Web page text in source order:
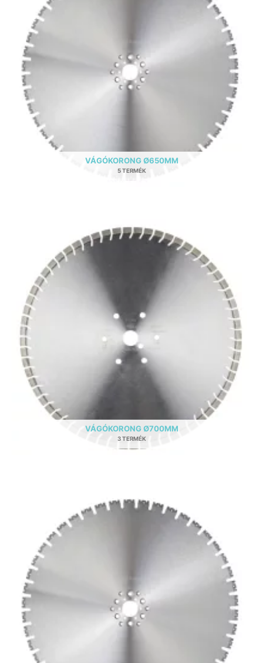
VÁGÓKORONG Ø650MM
5 TERMÉK
VÁGÓKORONG Ø700MM
3 TERMÉK